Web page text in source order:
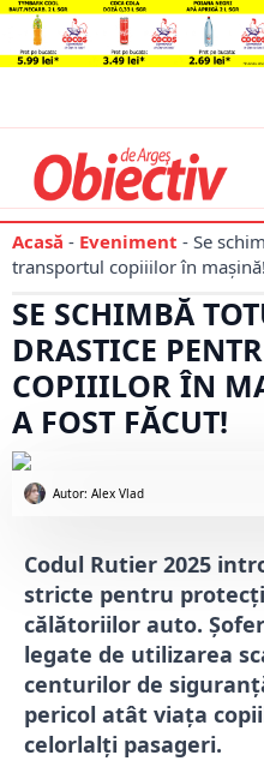
Acasă - Eveniment - Se
transportul copiiilor în
SE SCHIMBĂ
DRASTICE
COPIIILOR ÎN
A FOST FĂCUT!
Autor: Alex Vlad
Codul Rutier 2025
stricte pentru
călătoriilor auto.
legate de utilizarea
centurilor de
pericol atât viața
celorlalți pasageri.